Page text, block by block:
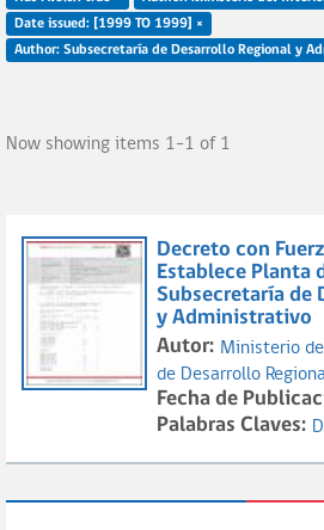
Date issued: [1999 TO 1999] ×
Author:
Now showing items 1-1 of 1
Decreto con
Establece Planta
Subsecretaría de
y Administrativo
Autor: Ministerio
de Desarrollo
Fecha de
Palabras Claves: